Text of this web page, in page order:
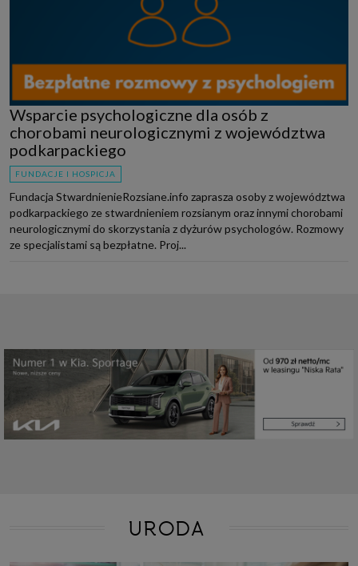
Wsparcie psychologiczne dla osób z
chorobami neurologicznymi z województwa
podkarpackiego
FUNDACJE I HOSPICJA
Fundacja StwardnienieRozsiane.info zaprasza osoby z województwa
podkarpackiego ze stwardnieniem rozsianym oraz innymi chorobami
neurologicznymi do skorzystania z dyżurów psychologów. Rozmowy
ze specjalistami są bezpłatne. Proj...
URODA